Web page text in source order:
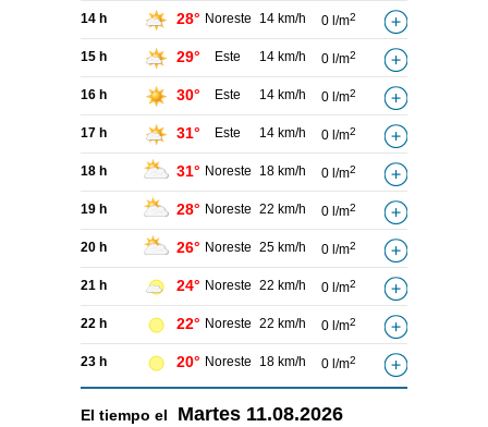
14 h 28° Noreste 14 km/h 0 l/m2
15 h 29° Este 14 km/h 0 l/m2
16 h 30° Este 14 km/h 0 l/m2
17 h 31° Este 14 km/h 0 l/m2
18 h 31° Noreste 18 km/h 0 l/m2
19 h 28° Noreste 22 km/h 0 l/m2
20 h 26° Noreste 25 km/h 0 l/m2
21 h 24° Noreste 22 km/h 0 l/m2
22 h 22° Noreste 22 km/h 0 l/m2
23 h 20° Noreste 18 km/h 0 l/m2
El tiempo el Martes 11.08.2026